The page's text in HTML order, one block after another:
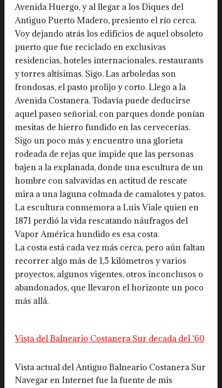
Avenida Huergo, y al llegar a los Diques del
Antiguo Puerto Madero, presiento el río cerca.
Voy dejando atrás los edificios de aquel obsoleto
puerto que fue reciclado en exclusivas
residencias, hoteles internacionales, restaurants
y torres altísimas. Sigo. Las arboledas son
frondosas, el pasto prolijo y corto. Llego a la
Avenida Costanera. Todavía puede deducirse
aquel paseo señorial, con parques donde ponían
mesitas de hierro fundido en las cervecerías.
Sigo un poco más y encuentro una glorieta
rodeada de rejas que impide que las personas
bajen a la explanada, donde una escultura de un
hombre con salvavidas en actitud de rescate
mira a una laguna colmada de camalotes y patos.
La escultura conmemora a Luis Viale quien en
1871 perdió la vida rescatando náufragos del
Vapor América hundido es esa costa.
La costa está cada vez más cerca, pero aún faltan
recorrer algo más de 1,5 kilómetros y varios
proyectos, algunos vigentes, otros inconclusos o
abandonados, que llevaron el horizonte un poco
más allá.
Vista del Balneario Costanera Sur decada del ‘60
Vista actual del Antiguo Balneario Costanera Sur
Navegar en Internet fue la fuente de mis